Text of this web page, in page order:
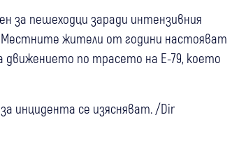
за пешеходци заради интензивния
жители от години настояват
движението по трасето на Е-79, което
инцидента се изясняват. /Dir